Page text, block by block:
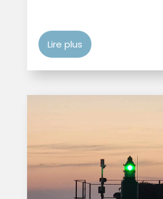
Lire plus